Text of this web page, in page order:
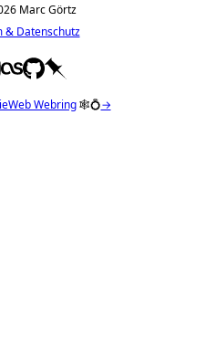
Marc Görtz
& Datenschutz
Webring🕸💍→